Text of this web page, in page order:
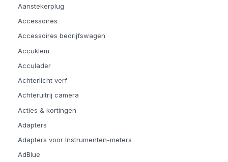
Aanstekerplug
Accessoires
Accessoires bedrijfswagen
Accuklem
Acculader
Achterlicht verf
Achteruitrij camera
Acties & kortingen
Adapters
Adapters voor Instrumenten-meters
AdBlue